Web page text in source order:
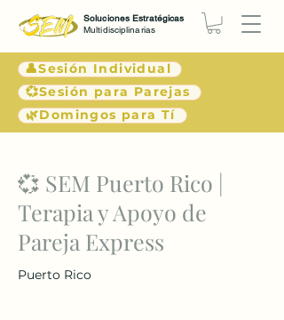
👤Sesión Individual
💞Sesión para Parejas
🌿Domingos para Tí
Soluciones Estratégicas
Multidisciplinarias
< Atrás
💞 SEM Puerto Rico |
Terapia y Apoyo de
Pareja Express
Puerto Rico